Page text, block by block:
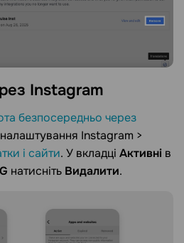
Instagram
безпосередньо через
налаштування Instagram >
і сайти. У вкладці Активні в
натисніть Видалити.